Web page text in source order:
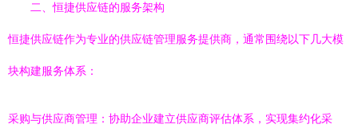
二、恒捷供应链的服务架构
恒捷供应链作为专业的供应链管理服务提供商，通常围绕以下几大模
块构建服务体系：
采购与供应商管理：协助企业建立供应商评估体系，实现集约化采